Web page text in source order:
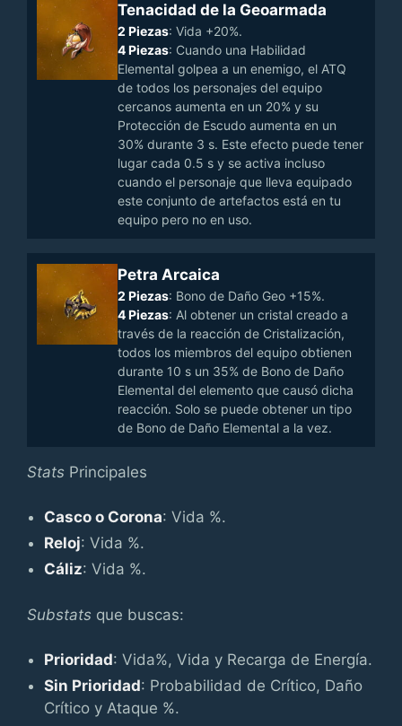
Tenacidad de la Geoarmada
2 Piezas: Vida +20%.
4 Piezas: Cuando una Habilidad
Elemental golpea a un enemigo, el ATQ
de todos los personajes del equipo
cercanos aumenta en un 20% y su
Protección de Escudo aumenta en un
30% durante 3 s. Este efecto puede tener
lugar cada 0.5 s y se activa incluso
cuando el personaje que lleva equipado
este conjunto de artefactos está en tu
equipo pero no en uso.
Petra Arcaica
2 Piezas: Bono de Daño Geo +15%.
4 Piezas: Al obtener un cristal creado a
través de la reacción de Cristalización,
todos los miembros del equipo obtienen
durante 10 s un 35% de Bono de Daño
Elemental del elemento que causó dicha
reacción. Solo se puede obtener un tipo
de Bono de Daño Elemental a la vez.
Stats Principales
Casco o Corona: Vida %.
Reloj: Vida %.
Cáliz: Vida %.
Substats que buscas:
Prioridad: Vida%, Vida y Recarga de Energía.
Sin Prioridad: Probabilidad de Crítico, Daño
Crítico y Ataque %.